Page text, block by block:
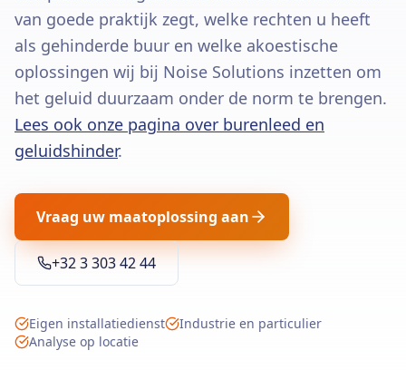
van goede praktijk zegt, welke rechten u heeft
als gehinderde buur en welke akoestische
oplossingen wij bij Noise Solutions inzetten om
het geluid duurzaam onder de norm te brengen.
Lees ook onze pagina over burenleed en
geluidshinder.
Vraag uw maatoplossing aan
+32 3 303 42 44
Eigen installatiedienst
Industrie en particulier
Analyse op locatie